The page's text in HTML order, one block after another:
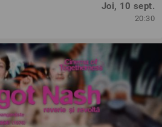
Joi, 10 sept.
20:30